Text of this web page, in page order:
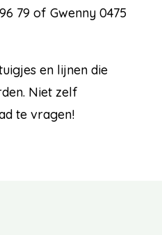
79 of Gwenny 0475
en lijnen die
Niet zelf
te vragen!